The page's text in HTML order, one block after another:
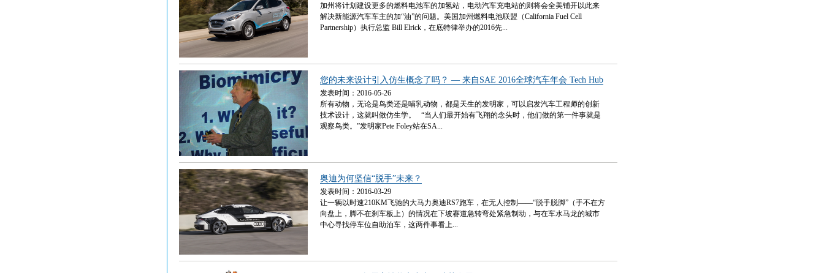
加州将计划建设更多的燃料电池车的加氢站，电动汽车充电站的则将会全美铺开以此来
解决新能源汽车车主的加“油”的问题。美国加州燃料电池联盟（California Fuel Cell
Partnership）执行总监 Bill Elrick，在底特律举办的2016先...
您的未来设计引入仿生概念了吗？ — 来自SAE 2016全球汽车年会 Tech Hub
发表时间：2016-05-26
所有动物，无论是鸟类还是哺乳动物，都是天生的发明家，可以启发汽车工程师的创新
技术设计，这就叫做仿生学。 “当人们最开始有飞翔的念头时，他们做的第一件事就是
观察鸟类。”发明家Pete Foley站在SA...
奥迪为何坚信“脱手”未来？
发表时间：2016-03-29
让一辆以时速210KM飞驰的大马力奥迪RS7跑车，在无人控制——“脱手脱脚”（手不在方
向盘上，脚不在刹车板上）的情况在下坡赛道急转弯处紧急制动，与在车水马龙的城市
中心寻找停车位自助泊车，这两件事看上...